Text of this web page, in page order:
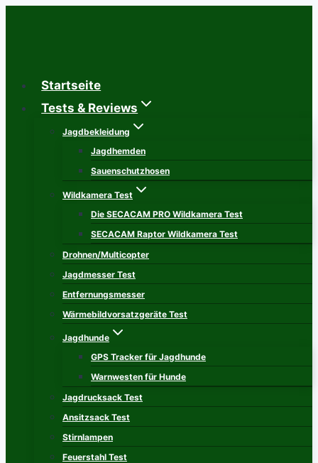
Startseite
Tests & Reviews
Jagdbekleidung
Jagdhemden
Sauenschutzhosen
Wildkamera Test
Die SECACAM PRO Wildkamera Test
SECACAM Raptor Wildkamera Test
Drohnen/Multicopter
Jagdmesser Test
Entfernungsmesser
Wärmebildvorsatzgeräte Test
Jagdhunde
GPS Tracker für Jagdhunde
Warnwesten für Hunde
Jagdrucksack Test
Ansitzsack Test
Stirnlampen
Feuerstahl Test